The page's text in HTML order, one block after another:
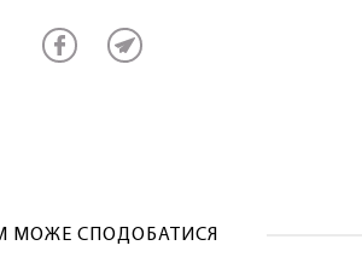
МОЖЕ СПОДОБАТИСЯ
ПЕРШЕ ПОКУПКУ
ОТРИМАТИ!